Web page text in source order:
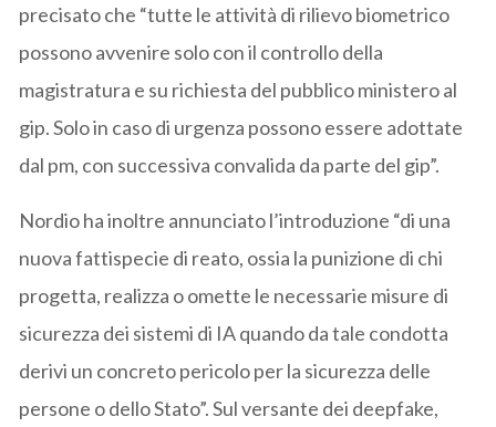
precisato che “tutte le attività di rilievo biometrico
possono avvenire solo con il controllo della
magistratura e su richiesta del pubblico ministero al
gip. Solo in caso di urgenza possono essere adottate
dal pm, con successiva convalida da parte del gip”.
Nordio ha inoltre annunciato l’introduzione “di una
nuova fattispecie di reato, ossia la punizione di chi
progetta, realizza o omette le necessarie misure di
sicurezza dei sistemi di IA quando da tale condotta
derivi un concreto pericolo per la sicurezza delle
persone o dello Stato”. Sul versante dei deepfake,